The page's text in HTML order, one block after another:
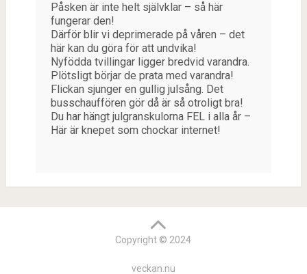
Påsken är inte helt självklar – så här
fungerar den!
Därför blir vi deprimerade på våren – det
här kan du göra för att undvika!
Nyfödda tvillingar ligger bredvid varandra.
Plötsligt börjar de prata med varandra!
Flickan sjunger en gullig julsång. Det
busschauffören gör då är så otroligt bra!
Du har hängt julgranskulorna FEL i alla år –
Här är knepet som chockar internet!
Copyright © 2024
veckan.nu